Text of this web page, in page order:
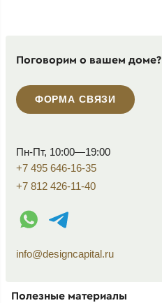
Поговорим о вашем доме?
ФОРМА СВЯЗИ
Пн-Пт, 10:00—19:00
+7 495 646-16-35
+7 812 426-11-40
WhatsApp контакт
Telegram контакт
info@designcapital.ru
Полезные материалы